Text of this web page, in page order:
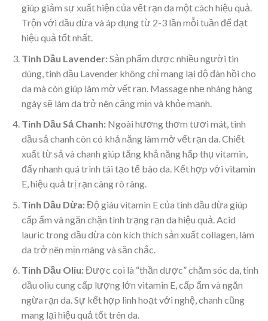
giúp giảm sự xuất hiện của vết rạn da một cách hiệu quả.
Trộn với dầu dừa và áp dụng từ 2-3 lần mỗi tuần để đạt
hiệu quả tốt nhất.
Tinh Dầu Lavender:Sản phẩm được nhiều người tin
dùng, tinh dầu Lavender không chỉ mang lại độ đàn hồi cho
da mà còn giúp làm mờ vết rạn. Massage nhẹ nhàng hàng
ngày sẽ làm da trở nên căng mịn và khỏe mạnh.
Tinh Dầu Sả Chanh:Ngoài hương thơm tươi mát, tinh
dầu sả chanh còn có khả năng làm mờ vết rạn da. Chiết
xuất từ sả và chanh giúp tăng khả năng hấp thụ vitamin,
đẩy nhanh quá trình tái tạo tế bào da. Kết hợp với vitamin
E, hiệu quả trị rạn càng rõ ràng.
Tinh Dầu Dừa:Độ giàu vitamin E của tinh dầu dừa giúp
cấp ẩm và ngăn chặn tình trạng rạn da hiệu quả. Acid
lauric trong dầu dừa còn kích thích sản xuất collagen, làm
da trở nên mịn màng và săn chắc.
Tinh Dầu Oliu:Được coi là “thần dược” chăm sóc da, tinh
dầu oliu cung cấp lượng lớn vitamin E, cấp ẩm và ngăn
ngừa rạn da. Sự kết hợp linh hoạt với nghệ, chanh cũng
mang lại hiệu quả tốt trên da.